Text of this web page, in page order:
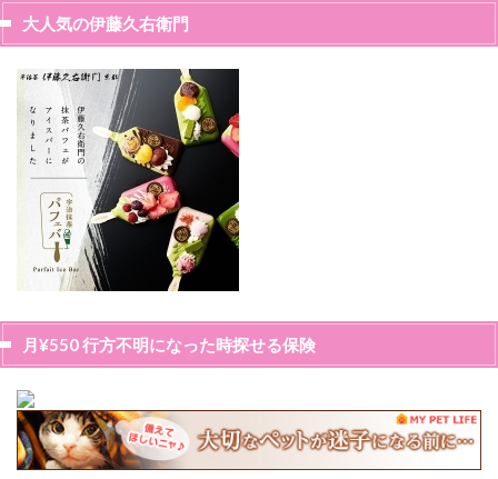
大人気の伊藤久右衛門
月¥550 行方不明になった時探せる保険